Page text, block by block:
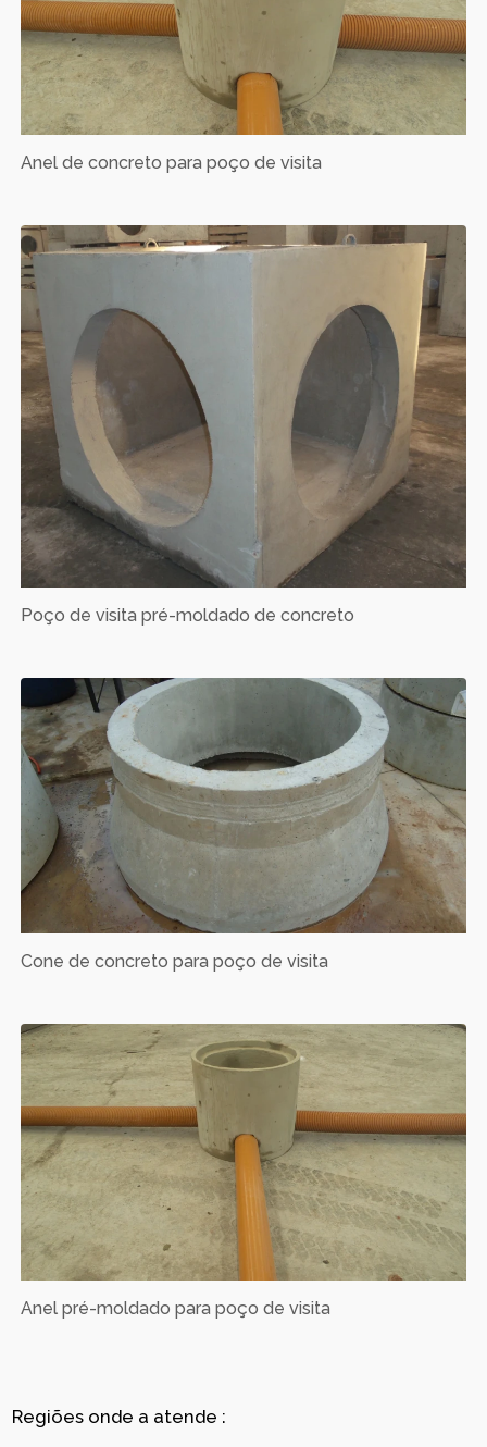
Anel de concreto para poço de visita
Poço de visita pré-moldado de concreto
Cone de concreto para poço de visita
Anel pré-moldado para poço de visita
Regiões onde a atende :